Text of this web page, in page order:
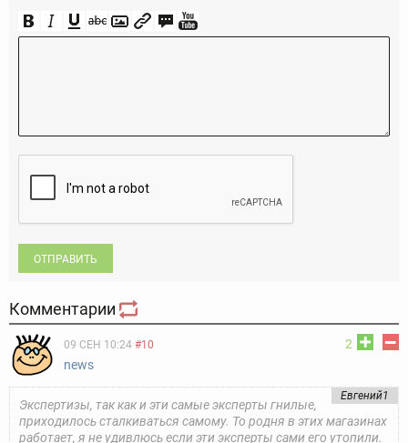
ОТПРАВИТЬ
Комментарии
2
09 СЕН 10:24 #10
news
Евгений1
Экспертизы, так как и эти самые эксперты гнилые,
приходилось сталкиваться самому. То родня в этих магазинах
работает, я не удивлюсь если эти эксперты сами его утопили.